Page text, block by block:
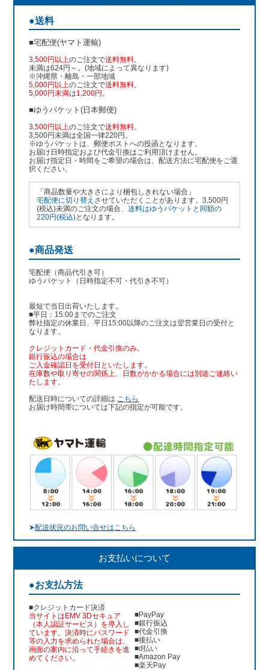
●送料
■宅配便(ヤマト運輸)
3,500円以上のご注文で送料無料。
未満は624円～。(地域によって異なります)
※沖縄県・離島・一部地域
5,000円以上のご注文で送料無料。
5,000円未満は1,200円 。
■ゆうパケット(日本郵便)
3,500円以上のご注文で送料無料。
3,500円未満は全国一律220円。
※ゆうパケットは、郵便ポストへの投函となります。
お届け日時指定および代金引換はご利用頂けません。
お届け指定日・時間をご希望の場合は、配送方法に宅配便をご選
択ください。
「商品数量や大きさにより梱包しきれない場合」
宅配便に切り替え させていただくことがあります。3,500円
(税込)未満のご注文の場合、送料はゆうパケットと同額の
220円(税込)となります。
●商品発送
宅配便（商品代引き可）
ゆうパケット（日時指定不可・代引き不可）
最短で当日出荷いたします。
■平日：15:00までのご注文
弊社指定の休業日、平日15:00以降のご注文は翌営業日の受付と
なります。
クレジットカード・代金引換のみ。
銀行振込の場合は
ご入金確認日を受付日といたします。
在庫数や取り寄せの関係上、日数がかかる場合には別途ご連絡い
たします。
配送日時についての詳細は こちら
お届け時間帯については下記の指定が可能です。
➤配送状況のお問い合せはこちら
お支払いについて
●お支払方法
■クレジットカード決済
当サイトはEMV 3Dセキュア
（本人認証サービス）を導入し
ています。決済時にパスワード
等の入力を求められた場合は、
画面の案内に沿って手続きを進
めてください。
■PayPay
■銀行振込
■代金引換
■後払い
■d払い
■Amazon Pay
■楽天Pay